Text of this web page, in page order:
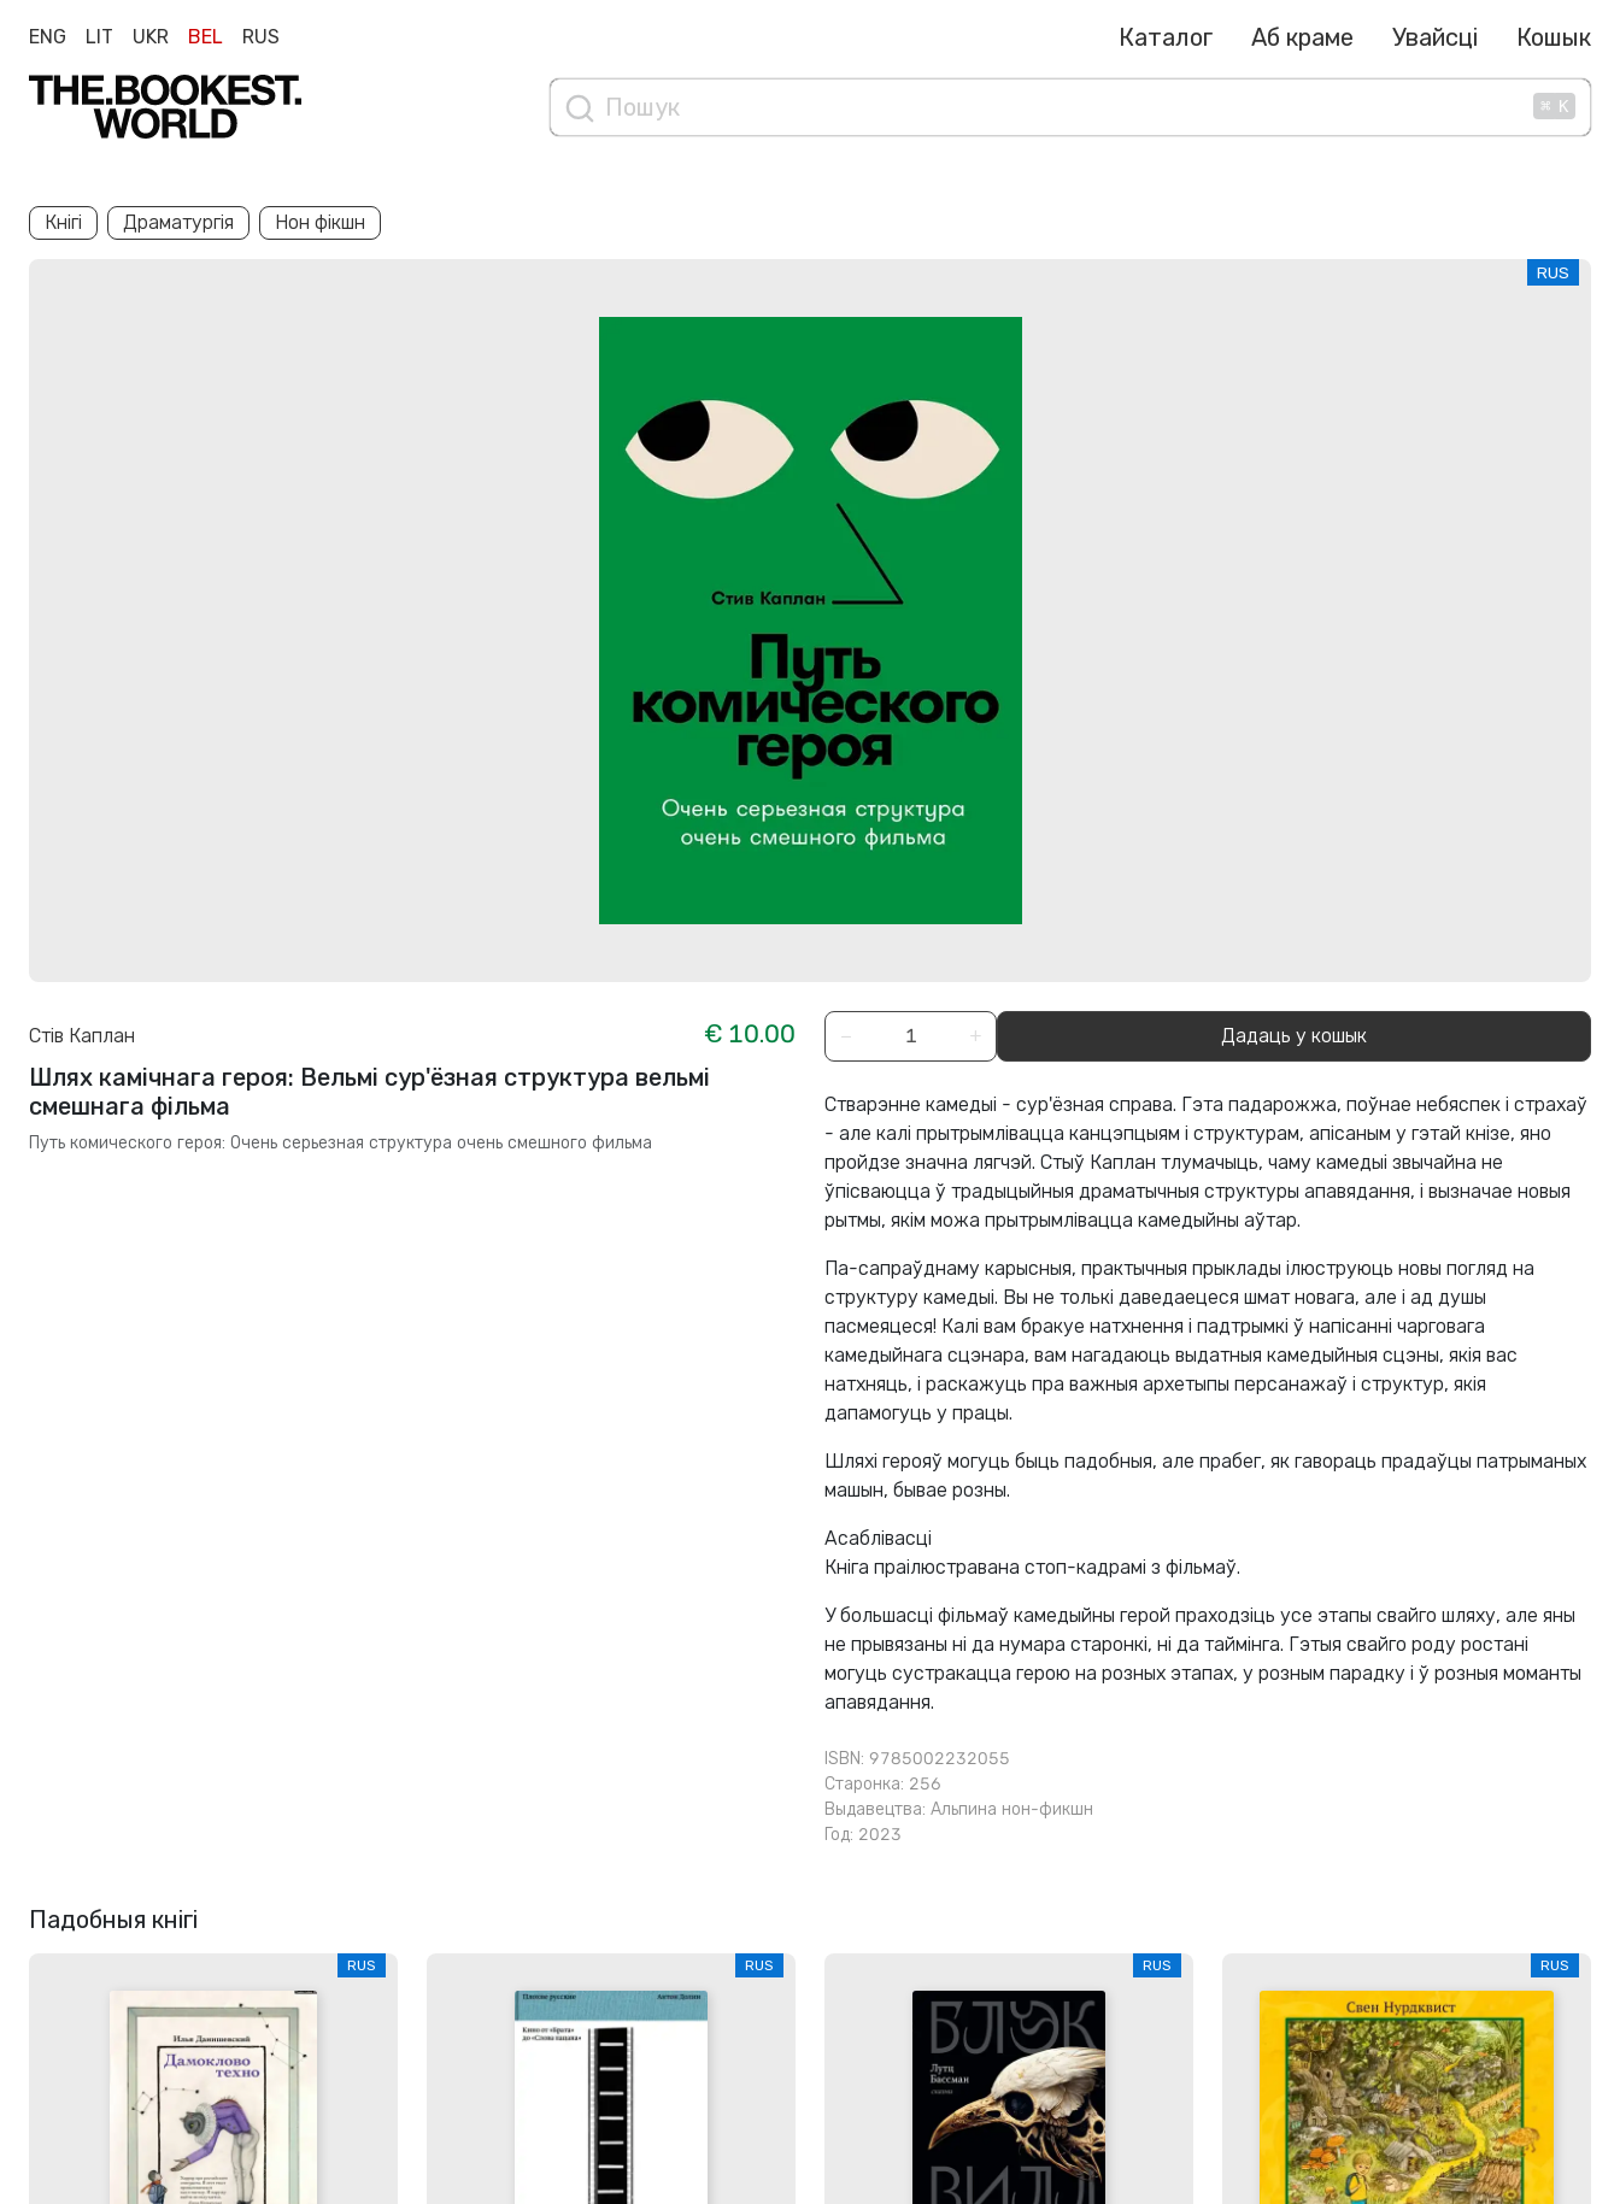
ENG LIT UKR BEL RUS Каталог Аб краме Увайсці Кошык
⌘ K
Кнігі Драматургія Нон фікшн
RUS
Стів Каплан
€ 10.00
Шлях камічнага героя: Вельмі сур'ёзная структура вельмі
смешнага фільма
Путь комического героя: Очень серьезная структура очень смешного фильма
− + Дадаць у кошык
Стварэнне камедыі - сур'ёзная справа. Гэта падарожжа, поўнае небяспек і страхаў
- але калі прытрымлівацца канцэпцыям і структурам, апісаным у гэтай кнізе, яно
пройдзе значна лягчэй. Стыў Каплан тлумачыць, чаму камедыі звычайна не
ўпісваюцца ў традыцыйныя драматычныя структуры апавядання, і вызначае новыя
рытмы, якім можа прытрымлівацца камедыйны аўтар.
Па-сапраўднаму карысныя, практычныя прыклады ілюструюць новы погляд на
структуру камедыі. Вы не толькі даведаецеся шмат новага, але і ад душы
пасмеяцеся! Калі вам бракуе натхнення і падтрымкі ў напісанні чарговага
камедыйнага сцэнара, вам нагадаюць выдатныя камедыйныя сцэны, якія вас
натхняць, і раскажуць пра важныя архетыпы персанажаў і структур, якія
дапамогуць у працы.
Шляхі герояў могуць быць падобныя, але прабег, як гавораць прадаўцы патрыманых
машын, бывае розны.
Асаблівасці
Кніга праілюстравана стоп-кадрамі з фільмаў.
У большасці фільмаў камедыйны герой праходзіць усе этапы свайго шляху, але яны
не прывязаны ні да нумара старонкі, ні да таймінга. Гэтыя свайго роду ростані
могуць сустракацца герою на розных этапах, у розным парадку і ў розныя моманты
апавядання.
ISBN: 9785002232055
Старонка: 256
Выдавецтва: Альпина нон-фикшн
Год: 2023
Падобныя кнігі
RUS RUS RUS RUS